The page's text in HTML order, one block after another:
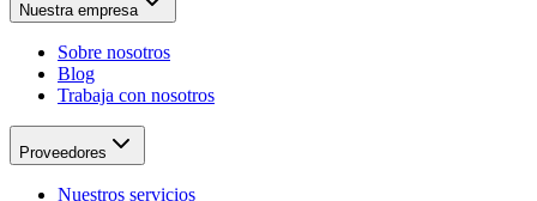
Nuestra empresa
Sobre nosotros
Blog
Trabaja con nosotros
Proveedores
Nuestros servicios